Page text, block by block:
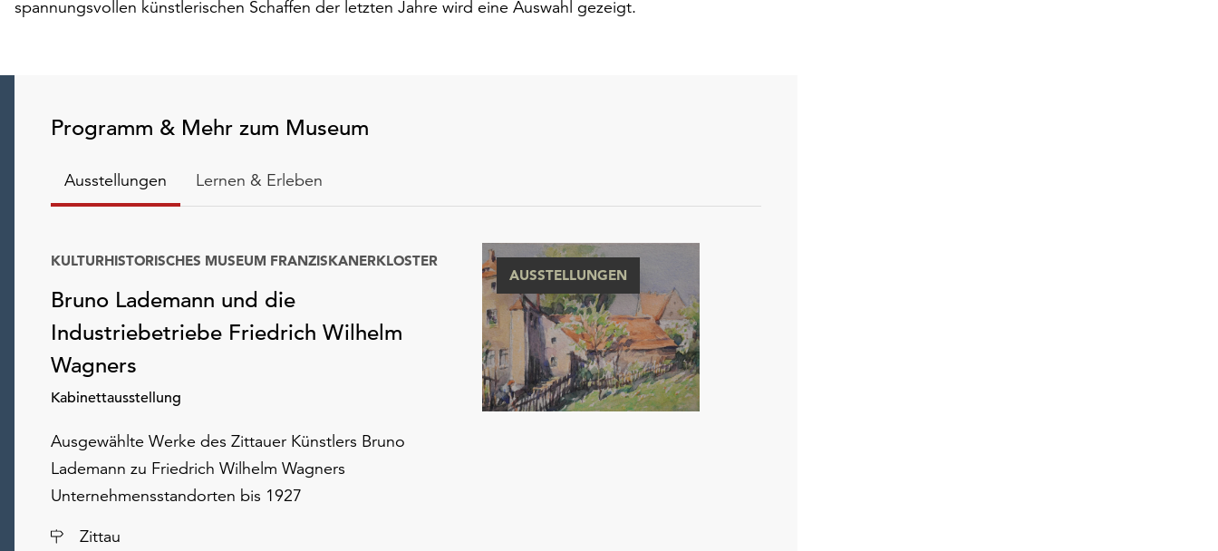
spannungsvollen künstlerischen Schaffen der letzten Jahre wird eine Auswahl gezeigt.
Programm & Mehr zum Museum
Ausstellungen Lernen & Erleben
Bruno Lademann und die
Industriebetriebe Friedrich Wilhelm
Wagners
Kabinettausstellung
KULTURHISTORISCHES MUSEUM FRANZISKANERKLOSTER
Ausgewählte Werke des Zittauer Künstlers Bruno
Lademann zu Friedrich Wilhelm Wagners
Unternehmensstandorten bis 1927
Ort
Zittau
AUSSTELLUNGEN